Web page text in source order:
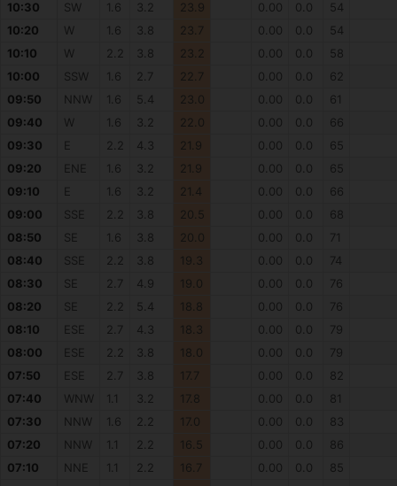
10:30
SW 1.6 3.2 23.9 0.00 0.0
54
10:20
W 1.6 3.8 23.7 0.00 0.0
54
10:10
W 2.2 3.8 23.2 0.00 0.0
58
10:00
SSW 1.6 2.7 22.7 0.00 0.0
62
09:50
NNW 1.6 5.4 23.0 0.00 0.0
61
09:40
W 1.6 3.2 22.0 0.00 0.0
66
09:30
E 2.2 4.3 21.9 0.00 0.0
65
09:20
ENE 1.6 3.2 21.9 0.00 0.0
65
09:10
E 1.6 3.2 21.4 0.00 0.0
66
09:00
SSE 2.2 3.8 20.5 0.00 0.0
68
08:50
SE 1.6 3.8 20.0 0.00 0.0
71
08:40
SSE 2.2 3.8 19.3 0.00 0.0
74
08:30
SE 2.7 4.9 19.0 0.00 0.0
76
08:20
SE 2.2 5.4 18.8 0.00 0.0
76
08:10
ESE 2.7 4.3 18.3 0.00 0.0
79
08:00
ESE 2.2 3.8 18.0 0.00 0.0
79
07:50
ESE 2.7 3.8 17.7 0.00 0.0
82
07:40
WNW 1.1 3.2 17.8 0.00 0.0
81
07:30
NNW 1.6 2.2 17.0 0.00 0.0
83
07:20
NNW 1.1 2.2 16.5 0.00 0.0
86
07:10
NNE 1.1 2.2 16.7 0.00 0.0
85